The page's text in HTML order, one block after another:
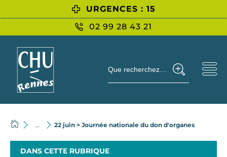
URGENCES : 15
02 99 28 43 21
Que recherchez-vous ?
22 juin > Journée nationale du don d'organes
DANS CETTE RUBRIQUE